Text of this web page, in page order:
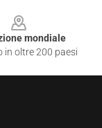
mondiale
in oltre 200 paesi